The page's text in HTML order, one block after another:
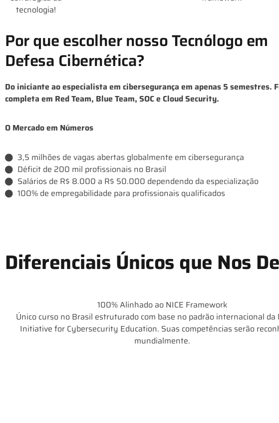
tecnologia!
Por que escolher nosso Tecnólogo em
Defesa Cibernética?
Do iniciante ao especialista em cibersegurança em apenas 5 semestres.
completa em Red Team, Blue Team, SOC e Cloud Security.
O Mercado em Números
3,5 milhões de vagas abertas globalmente em cibersegurança
Déficit de 200 mil profissionais no Brasil
Salários de R$ 8.000 a R$ 50.000 dependendo da especialização
100% de empregabilidade para profissionais qualificados
Diferenciais Únicos que Nos
100% Alinhado ao NICE Framework
Único curso no Brasil estruturado com base no padrão internacional da
Initiative for Cybersecurity Education. Suas competências serão
mundialmente.